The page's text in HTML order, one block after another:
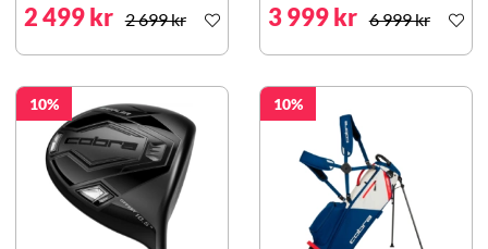
2 499 kr 2 699 kr 3 999 kr 6 999 kr
10 10